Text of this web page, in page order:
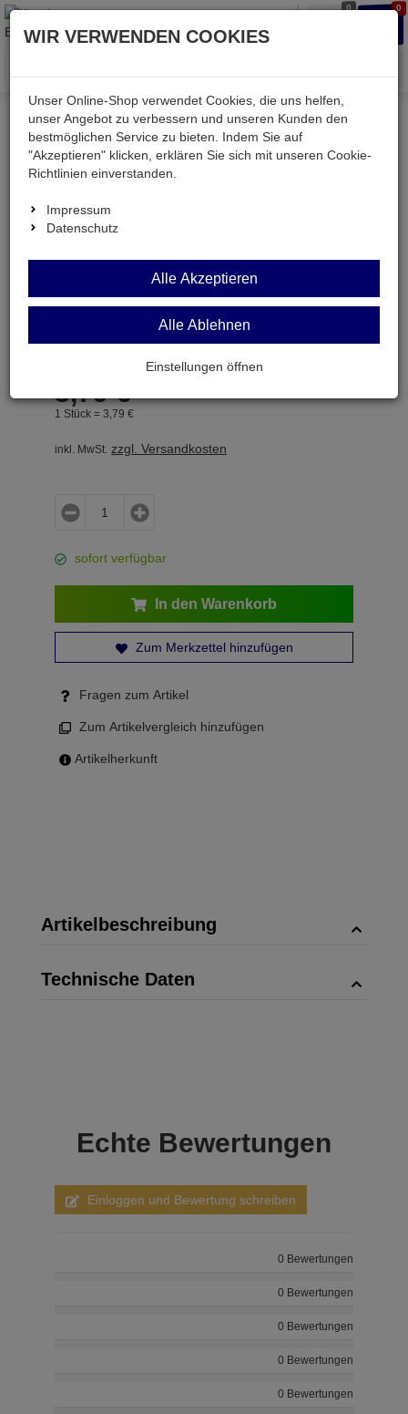
0 0
Menü
Weiter einkaufen Kessler electronic KECO300-030GR
KECO300-030GR
Patchkabel 250MHz Cat.6 S/FTP PiMF crossover
3m
3,79 €
1 Stück = 3, 79 €
inkl. MwSt. zzgl. Versandkosten
sofort verfügbar
In den Warenkorb
Zum Merkzettel hinzufügen
Fragen zum Artikel
Zum Artikelvergleich hinzufügen
Artikelherkunft
Artikelbeschreibung
Technische Daten
Echte Bewertungen
Einloggen und Bewertung schreiben
0 Bewertungen
0 Bewertungen
0 Bewertungen
0 Bewertungen
0 Bewertungen
WIR VERWENDEN COOKIES
Unser Online-Shop verwendet Cookies, die uns helfen,
unser Angebot zu verbessern und unseren Kunden den
bestmöglichen Service zu bieten. Indem Sie auf
"Akzeptieren" klicken, erklären Sie sich mit unseren Cookie-
Richtlinien einverstanden.
Impressum
Datenschutz
Alle Akzeptieren
Alle Ablehnen
Einstellungen öffnen